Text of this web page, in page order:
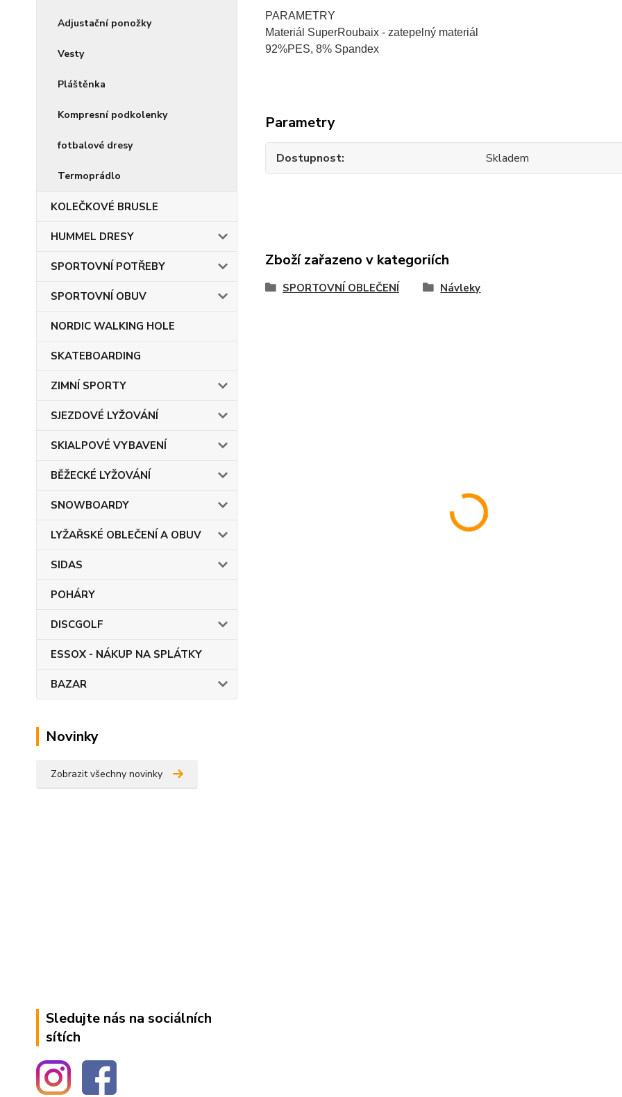
Adjustační ponožky
Vesty
Pláštěnka
Kompresní podkolenky
fotbalové dresy
Termoprádlo
KOLEČKOVÉ BRUSLE
HUMMEL DRESY
SPORTOVNÍ POTŘEBY
SPORTOVNÍ OBUV
NORDIC WALKING HOLE
SKATEBOARDING
ZIMNÍ SPORTY
SJEZDOVÉ LYŽOVÁNÍ
SKIALPOVÉ VYBAVENÍ
BĚŽECKÉ LYŽOVÁNÍ
SNOWBOARDY
LYŽAŘSKÉ OBLEČENÍ A OBUV
SIDAS
POHÁRY
DISCGOLF
ESSOX - NÁKUP NA SPLÁTKY
BAZAR
Novinky
Zobrazit všechny novinky
Sledujte nás na sociálních
sítích
PARAMETRY
Materiál SuperRoubaix - zatepelný materiál
92%PES, 8% Spandex
Parametry
Dostupnost Skladem
Zboží zařazeno v kategoriích
SPORTOVNÍ OBLEČENÍ Návleky